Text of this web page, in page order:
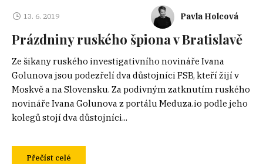
13. 6. 2019 Pavla Holcová
Prázdniny ruského špiona v Bratislavě
Ze šikany ruského investigativního novináře Ivana
Golunova jsou podezřelí dva důstojníci FSB, kteří žijí v
Moskvě a na Slovensku. Za podivným zatknutím ruského
novináře Ivana Golunova z portálu Meduza.io podle jeho
kolegů stojí dva důstojníci...
Přečíst celé